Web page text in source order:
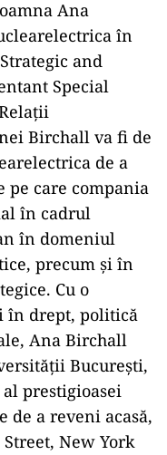
Ana
în
and
Special
Birchall va fi de
de a
pe care compania
în cadrul
în domeniul
precum și în
Cu o
în drept, politică
Ana Birchall
București,
prestigioasei
de a reveni acasă,
New York